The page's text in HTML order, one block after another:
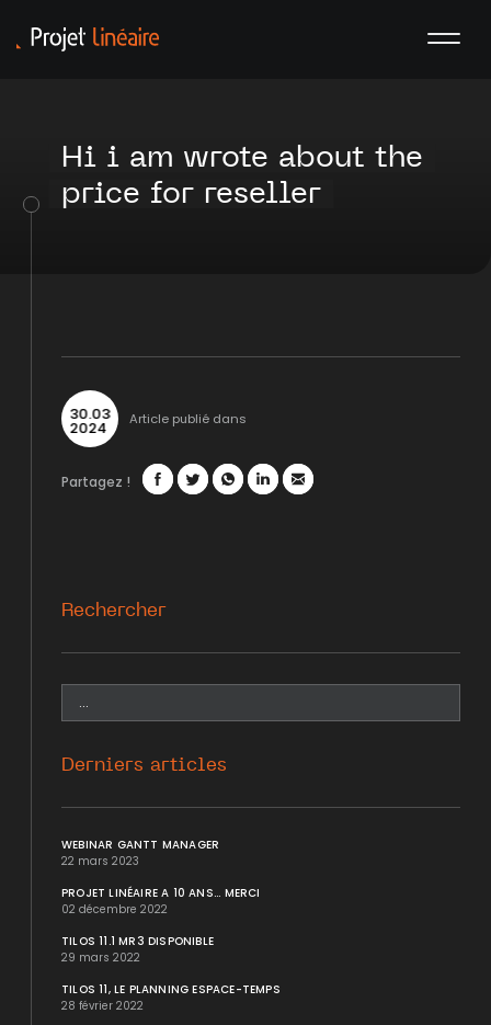
Hi i am wrote about the
price for reseller
30.03
2024 Article publié dans
Partagez !
Rechercher
Derniers articles
WEBINAR GANTT MANAGER
22 mars 2023
PROJET LINÉAIRE A 10 ANS... MERCI
02 décembre 2022
TILOS 11.1 MR3 DISPONIBLE
29 mars 2022
TILOS 11, LE PLANNING ESPACE-TEMPS
28 février 2022